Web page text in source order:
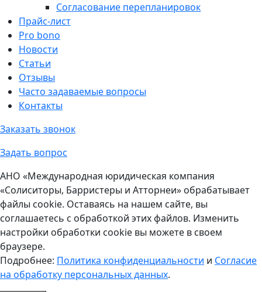
Согласование перепланировок
Прайс-лист
Pro bono
Новости
Статьи
Отзывы
Часто задаваемые вопросы
Контакты
Заказать звонок
Задать вопрос
АНО «Международная юридическая компания
«Солиситоры, Барристеры и Атторнеи» обрабатывает
файлы cookie. Оставаясь на нашем сайте, вы
соглашаетесь с обработкой этих файлов. Изменить
настройки обработки cookie вы можете в своем
браузере.
Подробнее: Политика конфиденциальности и Согласие
на обработку персональных данных.